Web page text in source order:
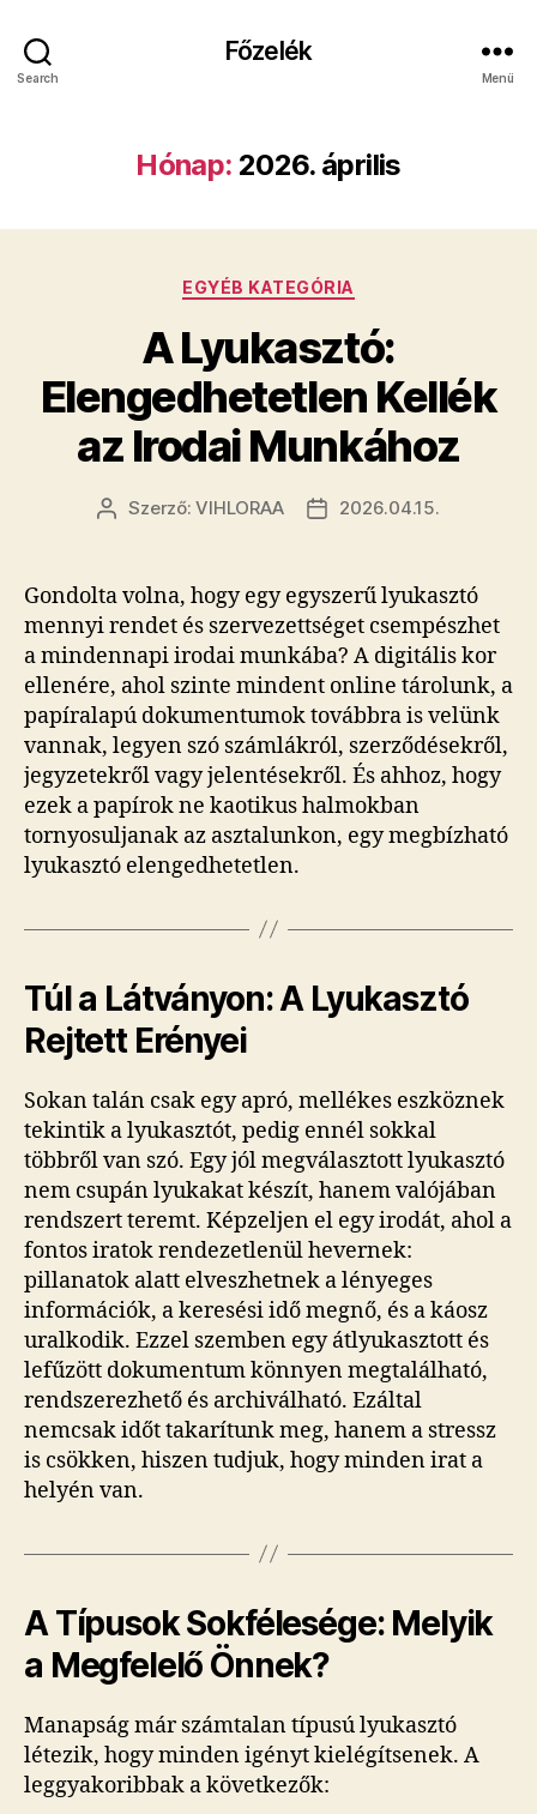
Search
Főzelék
Menü
Hónap: 2026. április
Kategóriák
EGYÉB KATEGÓRIA
A Lyukasztó:
Elengedhetetlen Kellék
az Irodai Munkához
Bejegyzés
Szerző:VIHLORAA
Bejegyzés
2026.04.15.
Gondolta volna, hogy egy egyszerű lyukasztó
mennyi rendet és szervezettséget csempészhet
a mindennapi irodai munkába? A digitális kor
ellenére, ahol szinte mindent online tárolunk, a
papíralapú dokumentumok továbbra is velünk
vannak, legyen szó számlákról, szerződésekről,
jegyzetekről vagy jelentésekről. És ahhoz, hogy
ezek a papírok ne kaotikus halmokban
tornyosuljanak az asztalunkon, egy megbízható
lyukasztó elengedhetetlen.
Túl a Látványon: A Lyukasztó
Rejtett Erényei
Sokan talán csak egy apró, mellékes eszköznek
tekintik a lyukasztót, pedig ennél sokkal
többről van szó. Egy jól megválasztott lyukasztó
nem csupán lyukakat készít, hanem valójában
rendszert teremt. Képzeljen el egy irodát, ahol a
fontos iratok rendezetlenül hevernek:
pillanatok alatt elveszhetnek a lényeges
információk, a keresési idő megnő, és a káosz
uralkodik. Ezzel szemben egy átlyukasztott és
lefűzött dokumentum könnyen megtalálható,
rendszerezhető és archiválható. Ezáltal
nemcsak időt takarítunk meg, hanem a stressz
is csökken, hiszen tudjuk, hogy minden irat a
helyén van.
A Típusok Sokfélesége: Melyik
a Megfelelő Önnek?
Manapság már számtalan típusú lyukasztó
létezik, hogy minden igényt kielégítsenek. A
leggyakoribbak a következők: